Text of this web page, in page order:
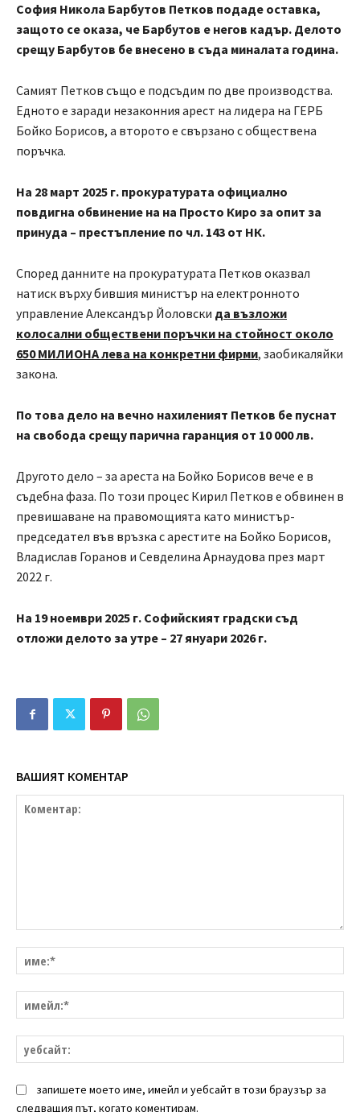
София Никола Барбутов Петков подаде оставка,
защото се оказа, че Барбутов е негов кадър. Делото
срещу Барбутов бе внесено в съда миналата година.
Самият Петков също е подсъдим по две производства.
Едното е заради незаконния арест на лидера на ГЕРБ
Бойко Борисов, а второто е свързано с обществена
поръчка.
На 28 март 2025 г. прокуратурата официално
повдигна обвинение на на Просто Киро за опит за
принуда – престъпление по чл. 143 от НК.
Според данните на прокуратурата Петков оказвал
натиск върху бившия министър на електронното
управление Александър Йоловски да възложи
колосални обществени поръчки на стойност около
650 МИЛИОНА лева на конкретни фирми, заобикаляйки
закона.
По това дело на вечно нахиленият Петков бе пуснат
на свобода срещу парична гаранция от 10 000 лв.
Другото дело – за ареста на Бойко Борисов вече е в
съдебна фаза. По този процес Кирил Петков е обвинен в
превишаване на правомощията като министър-
председател във връзка с арестите на Бойко Борисов,
Владислав Горанов и Севделина Арнаудова през март
2022 г.
На 19 ноември 2025 г. Софийският градски съд
отложи делото за утре – 27 януари 2026 г.
ВАШИЯТ КОМЕНТАР
запишете моето име, имейл и уебсайт в този браузър за
следващия път, когато коментирам.